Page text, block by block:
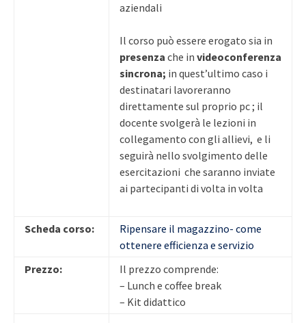
aziendali
Il corso può essere erogato sia in
presenza che in videoconferenza
sincrona; in quest’ultimo caso i
destinatari lavoreranno
direttamente sul proprio pc ; il
docente svolgerà le lezioni in
collegamento con gli allievi, e li
seguirà nello svolgimento delle
esercitazioni che saranno inviate
ai partecipanti di volta in volta
Scheda corso:
Ripensare il magazzino- come
ottenere efficienza e servizio
Prezzo:
Il prezzo comprende:
– Lunch e coffee break
– Kit didattico